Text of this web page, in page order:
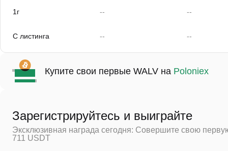
1г -- --
С листинга -- --
Купите свои первые WALV на Poloniex
Зарегистрируйтесь и выиграйте
Эксклюзивная награда сегодня: Совершите свою
711 USDT